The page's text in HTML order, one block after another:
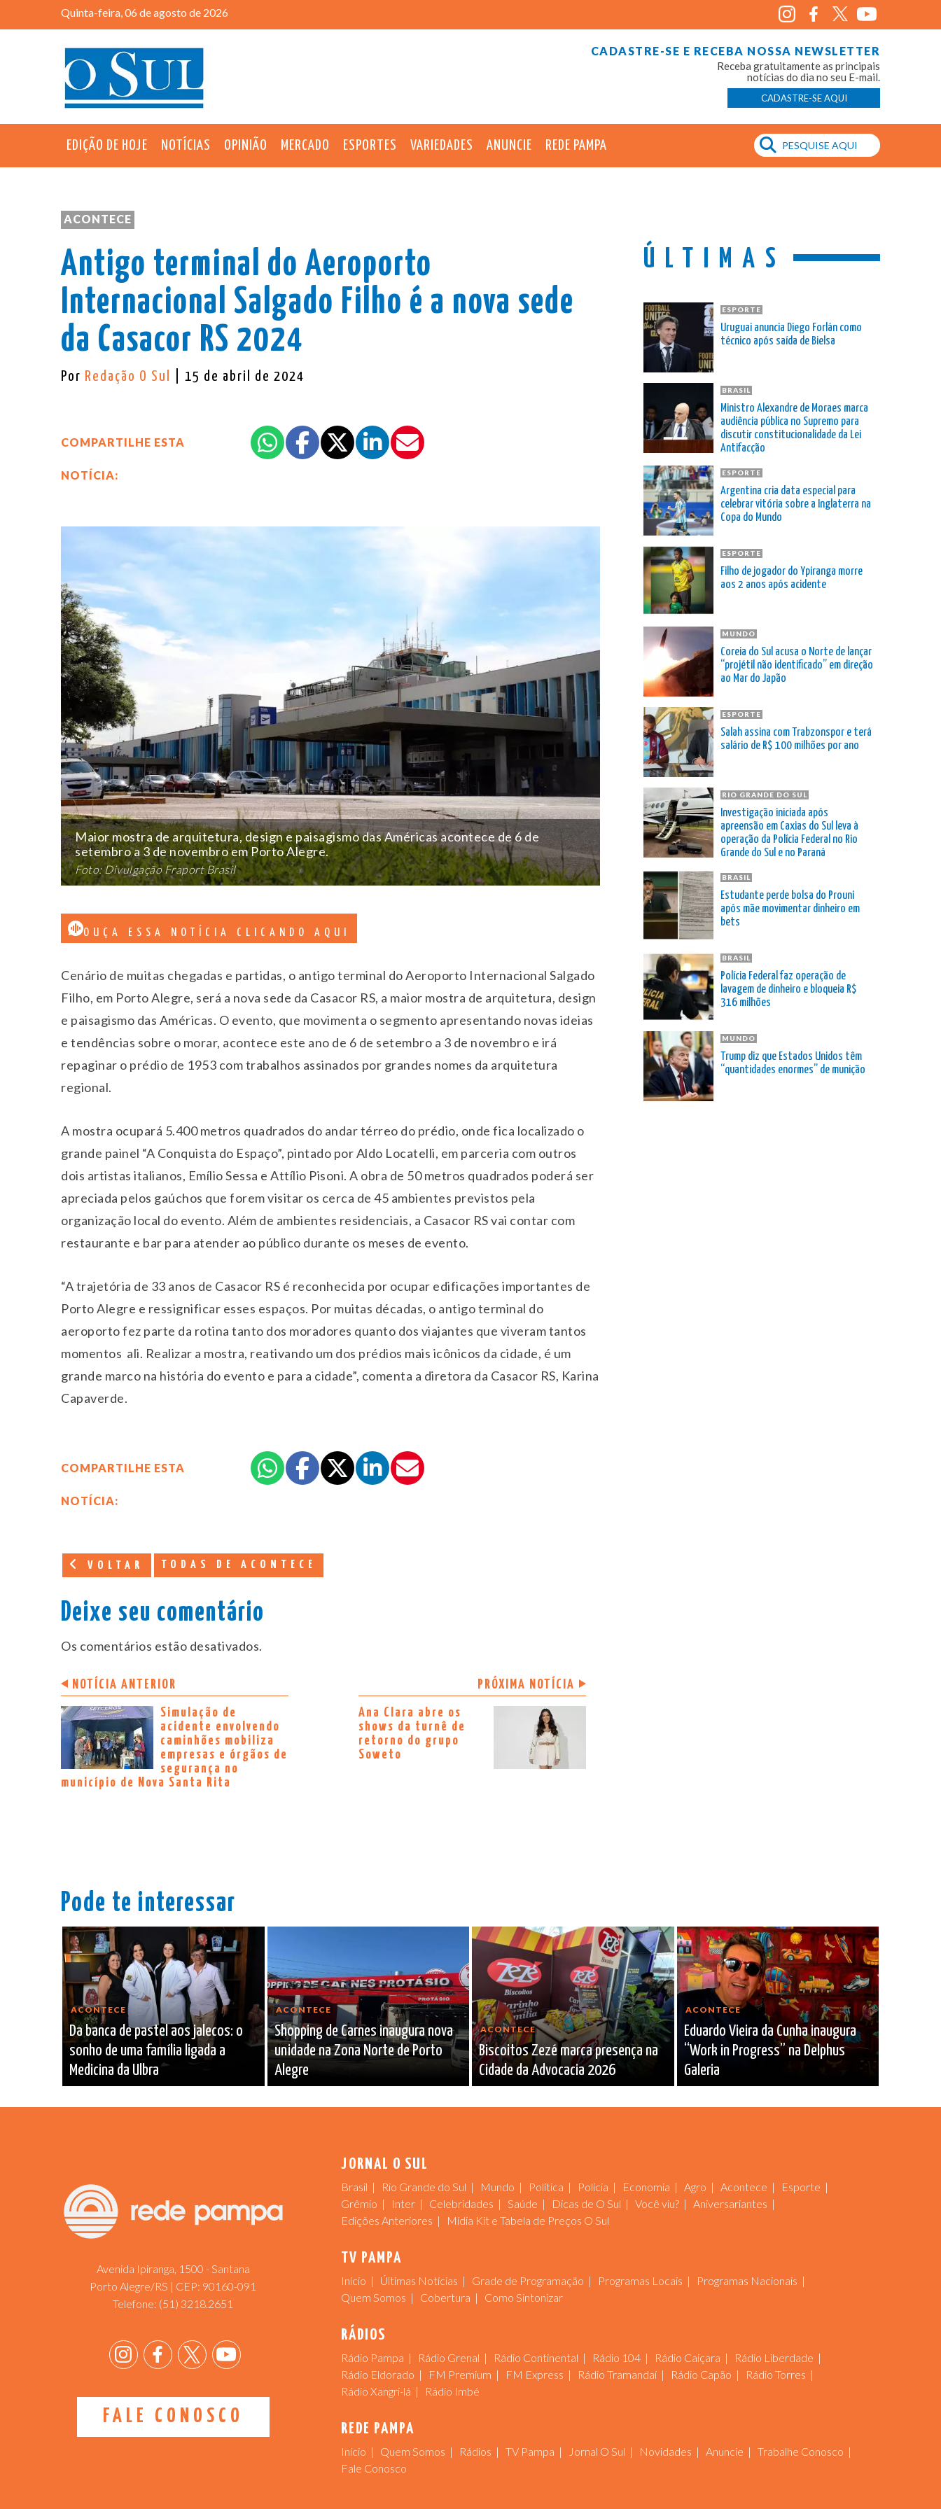
Quinta-feira, 06 de agosto de 2026
CADASTRE-SE E RECEBA NOSSA NEWSLETTER
Receba gratuitamente as principais
notícias do dia no seu E-mail.
CADASTRE-SE AQUI
EDIÇÃO DE HOJE NOTÍCIAS OPINIÃO MERCADO ESPORTES VARIEDADES ANUNCIE REDE PAMPA
ACONTECE
Antigo terminal do Aeroporto
Internacional Salgado Filho é a nova sede
da Casacor RS 2024
Por Redação O Sul | 15 de abril de 2024
COMPARTILHE ESTA
NOTÍCIA:
Maior mostra de arquitetura, design e paisagismo das Américas acontece de 6 de
setembro a 3 de novembro em Porto Alegre.
Foto: Divulgação Fraport Brasil
OUÇA ESSA NOTÍCIA CLICANDO AQUI
Cenário de muitas chegadas e partidas, o antigo terminal do Aeroporto Internacional Salgado
Filho, em Porto Alegre, será a nova sede da Casacor RS, a maior mostra de arquitetura, design
e paisagismo das Américas. O evento, que movimenta o segmento apresentando novas ideias
e tendências sobre o morar, acontece este ano de 6 de setembro a 3 de novembro e irá
repaginar o prédio de 1953 com trabalhos assinados por grandes nomes da arquitetura
regional.
A mostra ocupará 5.400 metros quadrados do andar térreo do prédio, onde fica localizado o
grande painel “A Conquista do Espaço”, pintado por Aldo Locatelli, em parceria com outros
dois artistas italianos, Emílio Sessa e Attílio Pisoni. A obra de 50 metros quadrados poderá ser
apreciada pelos gaúchos que forem visitar os cerca de 45 ambientes previstos pela
organização local do evento. Além de ambientes residenciais, a Casacor RS vai contar com
restaurante e bar para atender ao público durante os meses de evento.
“A trajetória de 33 anos de Casacor RS é reconhecida por ocupar edificações importantes de
Porto Alegre e ressignificar esses espaços. Por muitas décadas, o antigo terminal do
aeroporto fez parte da rotina tanto dos moradores quanto dos viajantes que viveram tantos
momentos ali. Realizar a mostra, reativando um dos prédios mais icônicos da cidade, é um
grande marco na história do evento e para a cidade”, comenta a diretora da Casacor RS, Karina
Capaverde.
COMPARTILHE ESTA
NOTÍCIA:
VOLTAR TODAS DE ACONTECE
Deixe seu comentário
Os comentários estão desativados.
NOTÍCIA ANTERIOR
Simulação de
acidente envolvendo
caminhões mobiliza
empresas e órgãos de
segurança no
município de Nova Santa Rita
PRÓXIMA NOTÍCIA
Ana Clara abre os
shows da turnê de
retorno do grupo
Soweto
ÚLTIMAS
ESPORTE
Uruguai anuncia Diego Forlán como
técnico após saída de Bielsa
BRASIL
Ministro Alexandre de Moraes marca
audiência pública no Supremo para
discutir constitucionalidade da Lei
Antifacção
ESPORTE
Argentina cria data especial para
celebrar vitória sobre a Inglaterra na
Copa do Mundo
ESPORTE
Filho de jogador do Ypiranga morre
aos 2 anos após acidente
MUNDO
Coreia do Sul acusa o Norte de lançar
“projétil não identificado” em direção
ao Mar do Japão
ESPORTE
Salah assina com Trabzonspor e terá
salário de R$ 100 milhões por ano
RIO GRANDE DO SUL
Investigação iniciada após
apreensão em Caxias do Sul leva à
operação da Polícia Federal no Rio
Grande do Sul e no Paraná
BRASIL
Estudante perde bolsa do Prouni
após mãe movimentar dinheiro em
bets
BRASIL
Polícia Federal faz operação de
lavagem de dinheiro e bloqueia R$
316 milhões
MUNDO
Trump diz que Estados Unidos têm
“quantidades enormes” de munição
Pode te interessar
ACONTECE
Da banca de pastel aos jalecos: o
sonho de uma família ligada a
Medicina da Ulbra
ACONTECE
Shopping de Carnes inaugura nova
unidade na Zona Norte de Porto
Alegre
ACONTECE
Biscoitos Zezé marca presença na
Cidade da Advocacia 2026
ACONTECE
Eduardo Vieira da Cunha inaugura
“Work in Progress” na Delphus
Galeria
Avenida Ipiranga, 1500 - Santana
Porto Alegre/RS | CEP: 90160-091
Telefone: (51) 3218.2651
FALE CONOSCO
JORNAL O SUL
Brasil Rio Grande do Sul Mundo Política Polícia Economia Agro Acontece
Esporte
Grêmio
Inter Celebridades Saúde Dicas de O Sul Você viu?
Aniversariantes
Edições Anteriores
Mídia Kit e Tabela de Preços O Sul
TV PAMPA
Início Últimas Notícias Grade de Programação Programas Locais
Programas Nacionais
Quem Somos
Cobertura Como Sintonizar
RÁDIOS
Rádio Pampa Rádio Grenal Rádio Continental Rádio 104 Rádio Caiçara
Rádio Liberdade
Rádio Eldorado
FM Premium FM Express Rádio Tramandaí Rádio Capão
Rádio Torres
Rádio Xangri-lá
Rádio Imbé
REDE PAMPA
Início Quem Somos Rádios TV Pampa Jornal O Sul Novidades Anuncie
Trabalhe Conosco
Fale Conosco